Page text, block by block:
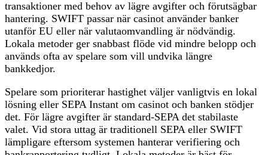
transaktioner med behov av lägre avgifter och förutsägbar
hantering. SWIFT passar när casinot använder banker
utanför EU eller när valutaomvandling är nödvändig.
Lokala metoder ger snabbast flöde vid mindre belopp och
används ofta av spelare som vill undvika längre
bankkedjor.
Spelare som prioriterar hastighet väljer vanligtvis en lokal
lösning eller SEPA Instant om casinot och banken stödjer
det. För lägre avgifter är standard-SEPA det stabilaste
valet. Vid stora uttag är traditionell SEPA eller SWIFT
lämpligare eftersom systemen hanterar verifiering och